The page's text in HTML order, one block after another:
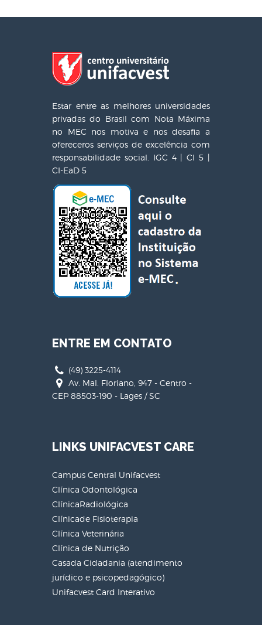
Estar entre as melhores universidades
privadas do Brasil com Nota Máxima
no MEC nos motiva e nos desafia a
ofereceros serviços de excelência com
responsabilidade social. IGC 4 | CI 5 |
CI-EaD 5
ENTRE EM CONTATO
(49) 3225-4114
Av. Mal. Floriano, 947 - Centro -
CEP 88503-190 - Lages / SC
LINKS UNIFACVEST CARE
Campus Central Unifacvest
Clínica Odontológica
ClínicaRadiológica
Clínicade Fisioterapia
Clínica Veterinária
Clínica de Nutrição
Casada Cidadania (atendimento
jurídico e psicopedagógico)
Unifacvest Card Interativo